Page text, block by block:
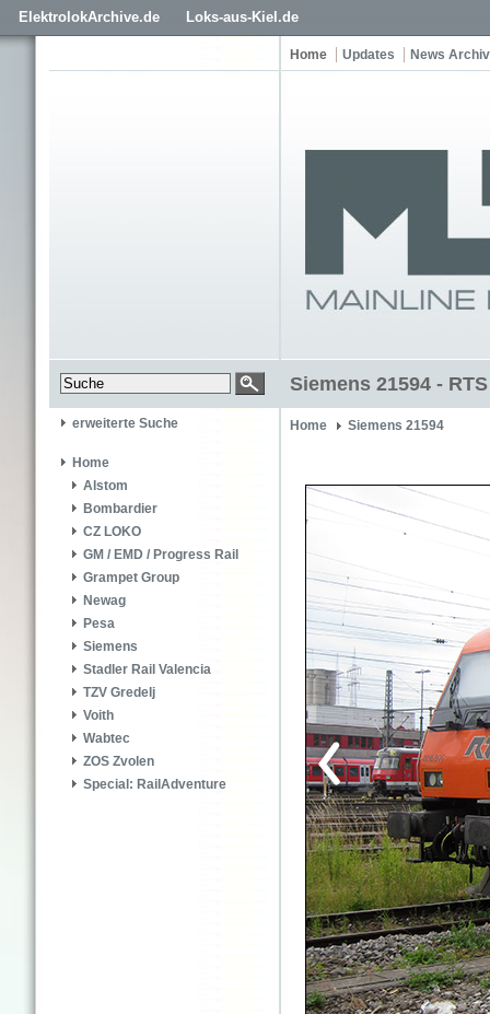
ElektrolokArchive.de Loks-aus-Kiel.de
Home Updates News Archiv
Siemens 21594 -
erweiterte Suche
Home
Alstom
Bombardier
CZ LOKO
GM / EMD / Progress Rail
Grampet Group
Newag
Pesa
Siemens
Stadler Rail Valencia
TZV Gredelj
Voith
Wabtec
ZOS Zvolen
Special: RailAdventure
Home Siemens 21594